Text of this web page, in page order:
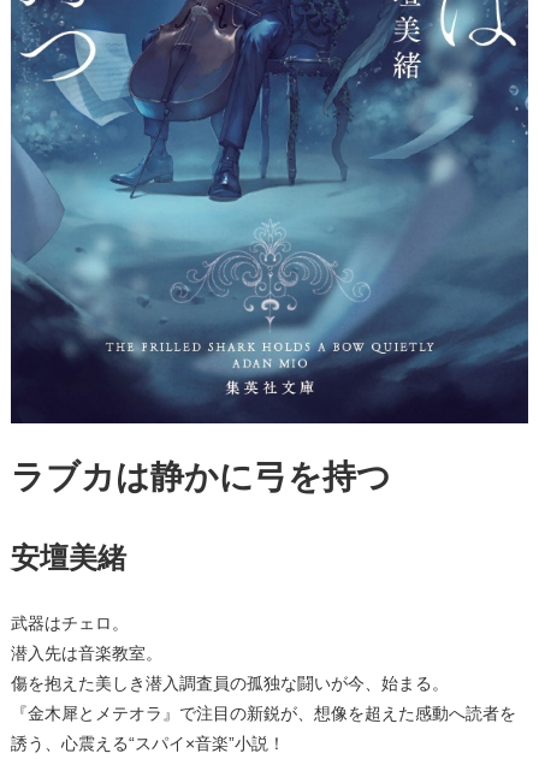
ラブカは静かに弓を持つ
安壇美緒
武器はチェロ。
潜入先は音楽教室。
傷を抱えた美しき潜入調査員の孤独な闘いが今、始まる。
『金木犀とメテオラ』で注目の新鋭が、想像を超えた感動へ読者を
誘う、心震える“スパイ×音楽”小説！